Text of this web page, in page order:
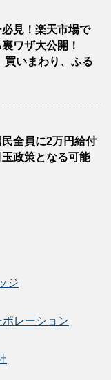
見！楽天市場で
ワザ大公開！
買いまわり、ふる
民全員に2万円給付
政策となる可能
ジ
レーション